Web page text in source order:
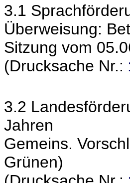
3.1
Überweisung:
Sitzung vom
(Drucksache Nr.:
3.2
Jahren
Gemeins.
Grünen)